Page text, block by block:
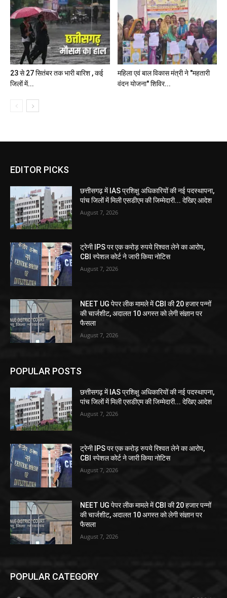
23 से 27 सितंबर तक भारी बारिश , कई
जिलों में...
महिला एवं बाल विकास मंत्री ने "महतारी
वंदन योजना" शिविर...
EDITOR PICKS
छत्तीसगढ़ में IAS प्रशिक्षु अधिकारियों की नई पदस्थापना,
पांच जिलों में मिली एसडीएम की जिम्मेदारी... देखिए आदेश
August 7, 2026
ट्रेनी IPS पर एक करोड़ रुपये रिश्वत लेने का आरोप,
CBI स्पेशल कोर्ट ने जारी किया नोटिस
August 7, 2026
NEET UG पेपर लीक मामले में CBI की 20 हजार पन्नों
की चार्जशीट, अदालत 10 अगस्त को लेगी संज्ञान पर
फैसला
August 7, 2026
POPULAR POSTS
छत्तीसगढ़ में IAS प्रशिक्षु अधिकारियों की नई पदस्थापना,
पांच जिलों में मिली एसडीएम की जिम्मेदारी... देखिए आदेश
August 7, 2026
ट्रेनी IPS पर एक करोड़ रुपये रिश्वत लेने का आरोप,
CBI स्पेशल कोर्ट ने जारी किया नोटिस
August 7, 2026
NEET UG पेपर लीक मामले में CBI की 20 हजार पन्नों
की चार्जशीट, अदालत 10 अगस्त को लेगी संज्ञान पर
फैसला
August 7, 2026
POPULAR CATEGORY